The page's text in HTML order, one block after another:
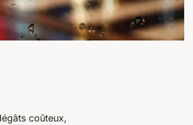
coûteux,